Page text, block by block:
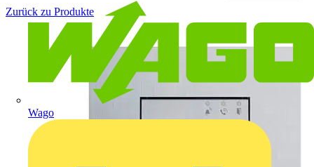
Wago
Zurück zu Produkte